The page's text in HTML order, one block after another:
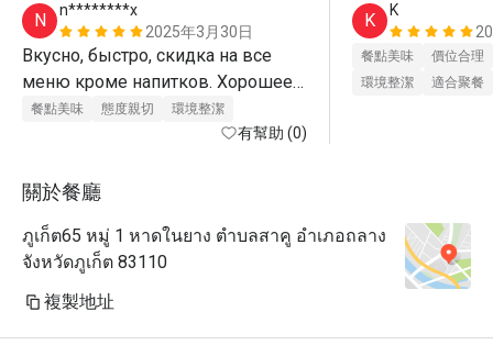
N
n********x
2025年3月30日
Вкусно, быстро, скидка на все
меню кроме напитков. Хорошее
обслуживаем
餐點美味 態度親切 環境整潔
有幫助 (0)
K
K
餐點美味
價位合理
環境整潔
適合聚餐
關於餐廳
ภูเก็ต65 หมู่ 1 หาดในยาง ตำบลสาคู อำเภอถลาง
จังหวัดภูเก็ต 83110
複製地址